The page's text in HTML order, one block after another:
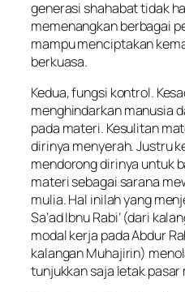
generasi shahabat tidak
memenangkan berbagai
mampu menciptakan
berkuasa.
Kedua, fungsi kontrol.
menghindarkan manusia
pada materi. Kesulitan
dirinya menyerah. Justru
mendorong dirinya untuk
materi sebagai sarana
mulia. Hal inilah yang
Sa’ad Ibnu Rabi’ (dari
modal kerja pada Abdur
kalangan Muhajirin)
tunjukkan saja letak pasar